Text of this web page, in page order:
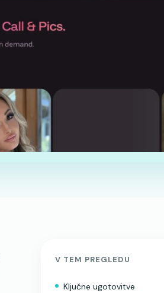
V TEM PREGLEDU
Ključne ugotovitve